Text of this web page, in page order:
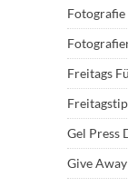
Fotografie
Freitags
Gel Press
Give Away